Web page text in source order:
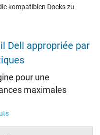
kompatiblen Docks zu
Dell appropriée par
pour une
maximales